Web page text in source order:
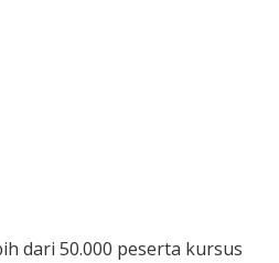
dari 50.000 peserta kursus